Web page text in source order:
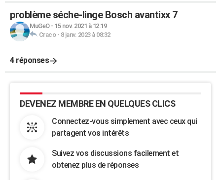
problème séche-linge Bosch avantixx 7
MuGeO- 15 nov. 2021 à 12:19
Craco- 8 janv. 2023 à 08:32
4 réponses
DEVENEZ MEMBRE EN QUELQUES CLICS
Connectez-vous simplement avec ceux qui
partagent vos intérêts
Suivez vos discussions facilement et
obtenez plus de réponses